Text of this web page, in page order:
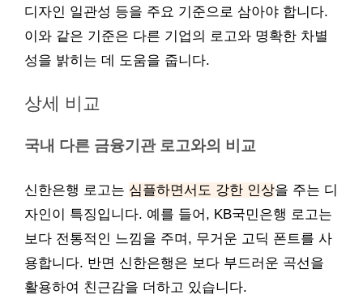
디자인 일관성 등을 주요 기준으로 삼아야 합니다.
이와 같은 기준은 다른 기업의 로고와 명확한 차별
성을 밝히는 데 도움을 줍니다.
상세 비교
국내 다른 금융기관 로고와의 비교
신한은행 로고는 심플하면서도 강한 인상을 주는 디
자인이 특징입니다. 예를 들어, KB국민은행 로고는
보다 전통적인 느낌을 주며, 무거운 고딕 폰트를 사
용합니다. 반면 신한은행은 보다 부드러운 곡선을
활용하여 친근감을 더하고 있습니다.